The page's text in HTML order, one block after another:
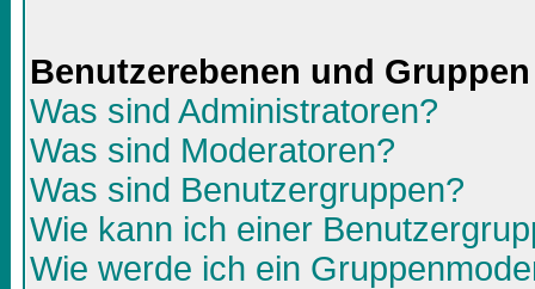
Benutzerebenen und Gruppen
Was sind Administratoren?
Was sind Moderatoren?
Was sind Benutzergruppen?
Wie kann ich einer
Wie werde ich ein